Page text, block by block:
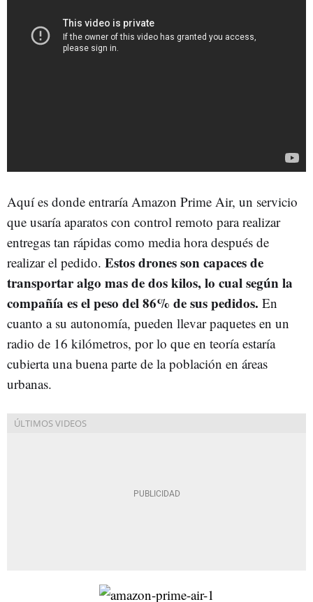
Aquí es donde entraría Amazon Prime Air, un servicio
que usaría aparatos con control remoto para realizar
entregas tan rápidas como media hora después de
realizar el pedido. Estos drones son capaces de
transportar algo mas de dos kilos, lo cual según la
compañía es el peso del 86% de sus pedidos. En
cuanto a su autonomía, pueden llevar paquetes en un
radio de 16 kilómetros, por lo que en teoría estaría
cubierta una buena parte de la población en áreas
urbanas.